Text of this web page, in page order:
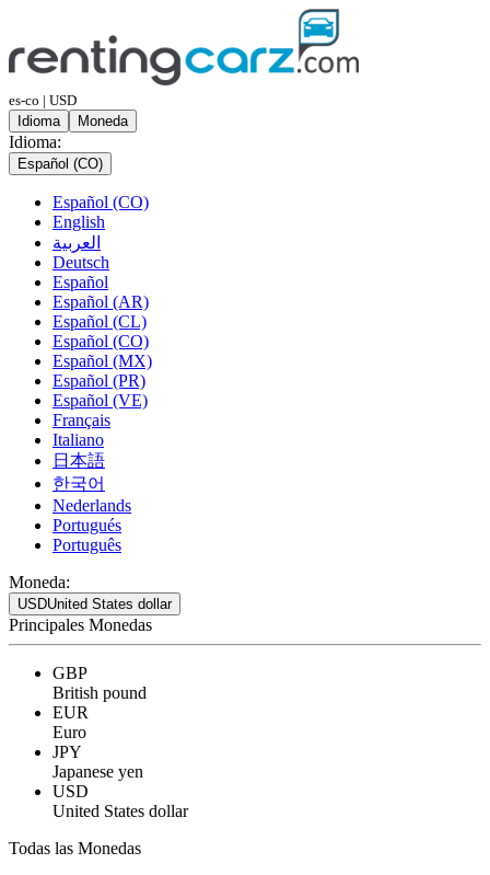
es-co | USD
Idioma
Moneda
Idioma:
Español (CO)
Español (CO)
English
العربية
Deutsch
Español
Español (AR)
Español (CL)
Español (CO)
Español (MX)
Español (PR)
Español (VE)
Français
Italiano
日本語
한국어
Nederlands
Portugués
Português
Moneda:
USDUnited States dollar
Principales Monedas
GBP
British pound
EUR
Euro
JPY
Japanese yen
USD
United States dollar
Todas las Monedas